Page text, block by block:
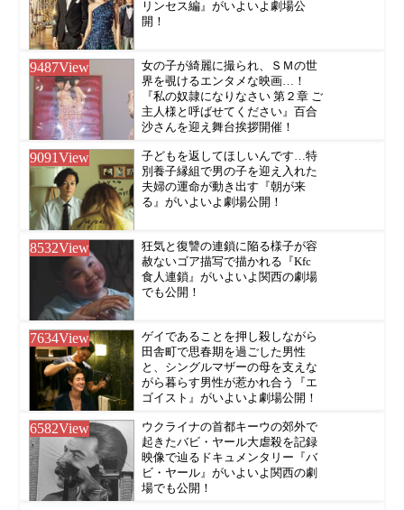
リンセス編』がいよいよ劇場公
開！
9487View
女の子が綺麗に撮られ、ＳＭの世
界を覗けるエンタメな映画…！
『私の奴隷になりなさい 第２章 ご
主人様と呼ばせてください』百合
沙さんを迎え舞台挨拶開催！
9091View
子どもを返してほしいんです…特
別養子縁組で男の子を迎え入れた
夫婦の運命が動き出す『朝が来
る』がいよいよ劇場公開！
8532View
狂気と復讐の連鎖に陥る様子が容
赦ないゴア描写で描かれる『Kfc
食人連鎖』がいよいよ関西の劇場
でも公開！
7634View
ゲイであることを押し殺しながら
田舎町で思春期を過ごした男性
と、シングルマザーの母を支えな
がら暮らす男性が惹かれ合う『エ
ゴイスト』がいよいよ劇場公開！
6582View
ウクライナの首都キーウの郊外で
起きたバビ・ヤール大虐殺を記録
映像で辿るドキュメンタリー『バ
ビ・ヤール』がいよいよ関西の劇
場でも公開！